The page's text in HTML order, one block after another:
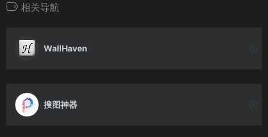
相关导航
WallHaven
搜图神器